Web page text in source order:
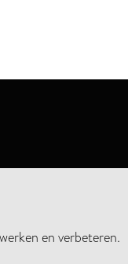
en verbeteren.